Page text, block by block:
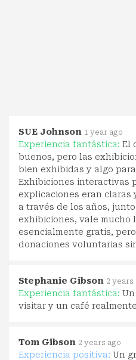
SUE Johnson 1 year ago
Experiencia fantástica: El
buenos, pero las
bien exhibidas y algo
Exhibiciones interactivas
explicaciones eran claras
a través de los años,
exhibiciones, vale mucho
esencialmente gratis,
donaciones voluntarias
Stephanie Gibson 2 years
Experiencia fantástica:
visitar y un café
Tom Gibson 2 years ago
Experiencia positiva: Un